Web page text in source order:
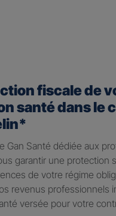
fiscale de
santé dans le
Gan Santé dédiée aux
garantir une protection
de votre régime
revenus professionnels
versée pour votre